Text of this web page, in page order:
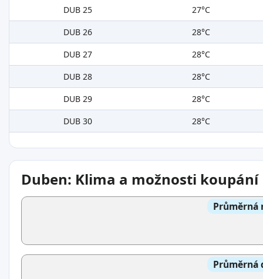
DUB 25
27°C
DUB 26
28°C
DUB 27
28°C
DUB 28
28°C
DUB 29
28°C
DUB 30
28°C
Duben: Klima a možnosti koupání
Průměrná
Průměrná